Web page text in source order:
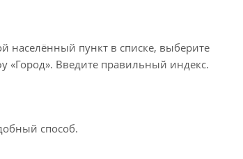
населённый пункт в списке, выберите
«Город». Введите правильный индекс.
способ.